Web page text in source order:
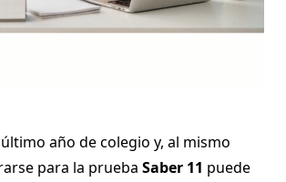
año de colegio y, al mismo
para la prueba Saber 11 puede